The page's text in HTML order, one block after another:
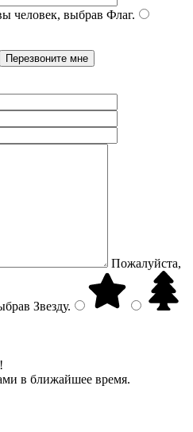
человек, выбрав Флаг.
Пожалуйста,
Звезду.
в ближайшее время.